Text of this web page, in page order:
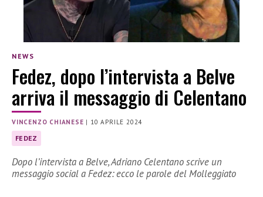
NEWS
Fedez, dopo l’intervista a Belve
arriva il messaggio di Celentano
VINCENZO CHIANESE | 10 APRILE 2024
FEDEZ
Dopo l’intervista a Belve, Adriano Celentano scrive un
messaggio social a Fedez: ecco le parole del Molleggiato